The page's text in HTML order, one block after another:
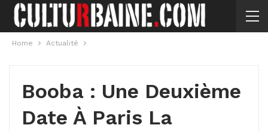
Home Actualité
Booba : Une Deuxième
Date À Paris La